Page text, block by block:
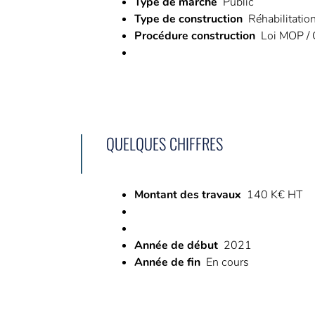
Type de construction Réhabilitation
Procédure construction Loi MOP /
QUELQUES CHIFFRES
Montant des travaux 140 K€ HT
Année de début 2021
Année de fin En cours